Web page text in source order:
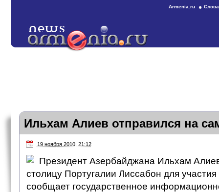
Armenia.ru
Ильхам Алиев отправился на
19 ноября 2010, 21:12
Президент Азербайджана Ильхам
столицу Португалии Лиссабон для
сообщает государственное